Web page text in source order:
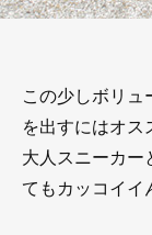
この少しボリ
を出すにはオス
大人スニーカ
てもカッコイイ